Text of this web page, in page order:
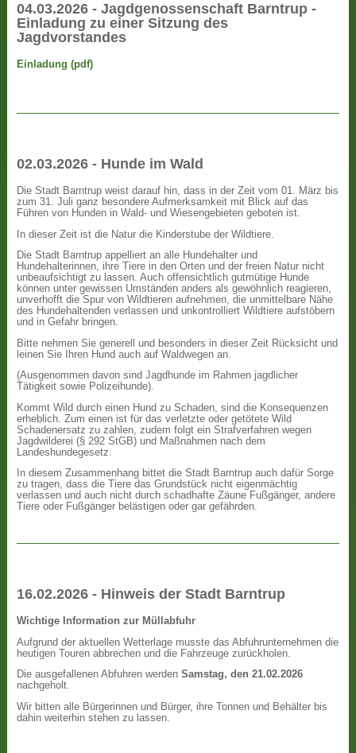
04.03.2026 - Jagdgenossenschaft Barntrup -
Einladung zu einer Sitzung des
Jagdvorstandes
Einladung (pdf)
02.03.2026 - Hunde im Wald
Die Stadt Barntrup weist darauf hin, dass in der Zeit vom 01. März bis
zum 31. Juli ganz besondere Aufmerksamkeit mit Blick auf das
Führen von Hunden in Wald- und Wiesengebieten geboten ist.
In dieser Zeit ist die Natur die Kinderstube der Wildtiere.
Die Stadt Barntrup appelliert an alle Hundehalter und
Hundehalterinnen, ihre Tiere in den Orten und der freien Natur nicht
unbeaufsichtigt zu lassen. Auch offensichtlich gutmütige Hunde
können unter gewissen Umständen anders als gewöhnlich reagieren,
unverhofft die Spur von Wildtieren aufnehmen, die unmittelbare Nähe
des Hundehaltenden verlassen und unkontrolliert Wildtiere aufstöbern
und in Gefahr bringen.
Bitte nehmen Sie generell und besonders in dieser Zeit Rücksicht und
leinen Sie Ihren Hund auch auf Waldwegen an.
(Ausgenommen davon sind Jagdhunde im Rahmen jagdlicher
Tätigkeit sowie Polizeihunde).
Kommt Wild durch einen Hund zu Schaden, sind die Konsequenzen
erheblich. Zum einen ist für das verletzte oder getötete Wild
Schadenersatz zu zahlen, zudem folgt ein Strafverfahren wegen
Jagdwilderei (§ 292 StGB) und Maßnahmen nach dem
Landeshundegesetz.
In diesem Zusammenhang bittet die Stadt Barntrup auch dafür Sorge
zu tragen, dass die Tiere das Grundstück nicht eigenmächtig
verlassen und auch nicht durch schadhafte Zäune Fußgänger, andere
Tiere oder Fußgänger belästigen oder gar gefährden.
16.02.2026 - Hinweis der Stadt Barntrup
Wichtige Information zur Müllabfuhr
Aufgrund der aktuellen Wetterlage musste das Abfuhrunternehmen die
heutigen Touren abbrechen und die Fahrzeuge zurückholen.
Die ausgefallenen Abfuhren werdenSamstag, den 21.02.2026
nachgeholt.
Wir bitten alle Bürgerinnen und Bürger, ihre Tonnen und Behälter bis
dahin weiterhin stehen zu lassen.